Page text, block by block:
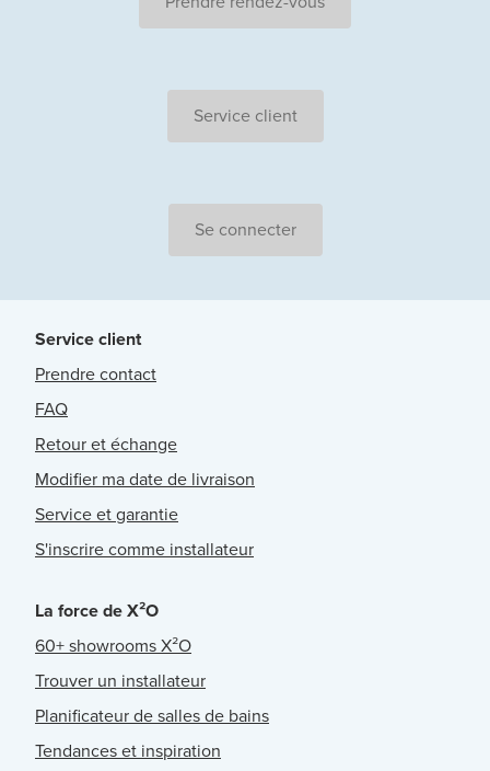
Service client
Se connecter
Service client
Prendre contact
FAQ
Retour et échange
Modifier ma date de livraison
Service et garantie
S'inscrire comme installateur
La force de X²O
60+ showrooms X²O
Trouver un installateur
Planificateur de salles de bains
Tendances et inspiration